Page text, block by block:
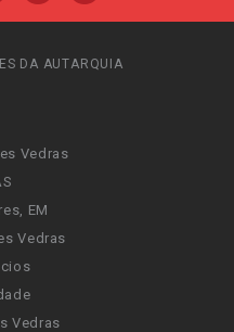
DA AUTARQUIA
Vedras
EM
Vedras
Vedras